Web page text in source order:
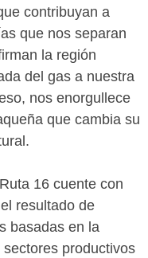
contribuyan a
que nos separan
la región
del gas a nuestra
nos enorgullece
que cambia su
16 cuente con
resultado de
basadas en la
productivos